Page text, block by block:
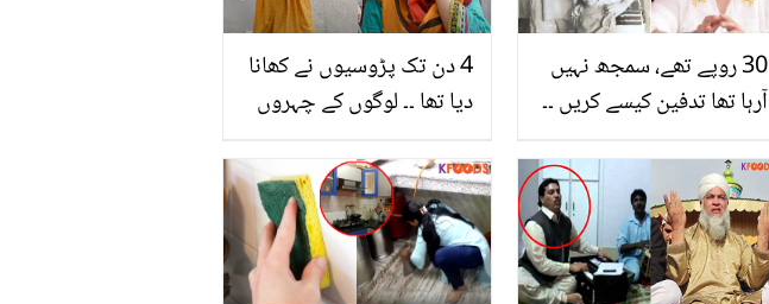
4 دن تک پڑوسیوں نے کھانا
دیا تھا ۔۔ لوگوں کے چہروں
روزی کمانے والی خاتون
جوکر کی تکلیف داستان،
جس نے سب کو اشکبار کر
دیا
30 روپے تھے، سمجھ نہیں
آرہا تھا تدفین کیسے کریں ۔۔
وقت پیش آنے والے مشکل
حالات بتاتے ہوئے رنجیدہ